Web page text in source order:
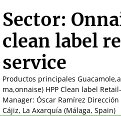
Sector:
clean label
service
Productos principales
ma,onnaise) HPP Clean label
Manager: Óscar Ramírez
Cájiz, La Axarquía (Málaga, Spain)